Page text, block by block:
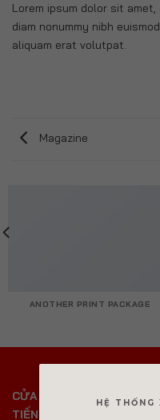
Lorem ipsum dolor sit
diam nonummy nibh
aliquam erat volutpat.
Magazine
ANOTHER PRINT PACKAGE
CỬA HÀNG XE MÁY NAM
TIẾN
HỆ THỐNG